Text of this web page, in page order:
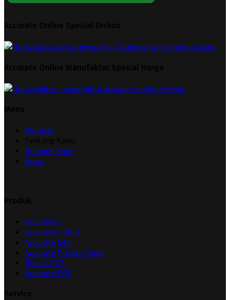
Beranda
Hubungi Kami
News
Accurate 5
Accurate Online
Accurate Lite
Accurate Private Cloud
Rene 2 POS
Accurate POS